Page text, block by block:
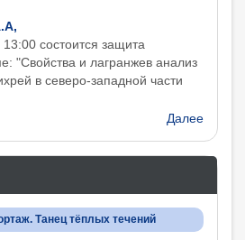
состоится защита
"Свойства и лагранжев анализ
в северо-западной части
Далее
Танец тёплых течений